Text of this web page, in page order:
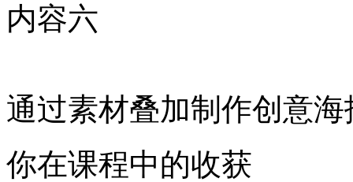
内容六
通过素材叠加制作创意海
你在课程中的收获